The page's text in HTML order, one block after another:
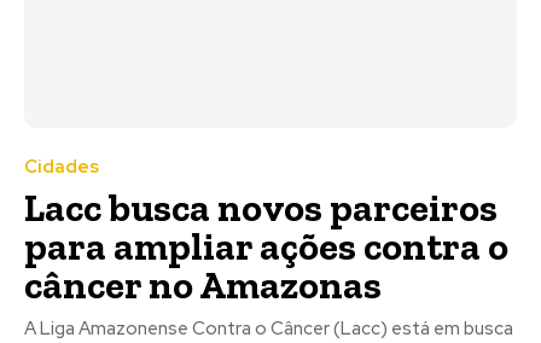
Cidades
Lacc busca novos parceiros
para ampliar ações contra o
câncer no Amazonas
A Liga Amazonense Contra o Câncer (Lacc) está em busca